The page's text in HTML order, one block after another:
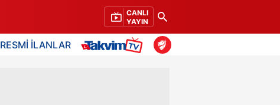
CANLI
YAYIN
RESMİ İLANLAR